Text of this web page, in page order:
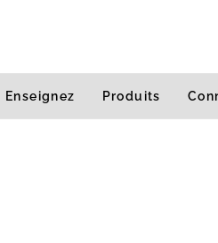
Enseignez Produits